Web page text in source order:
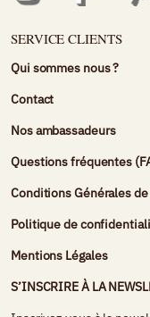
SERVICE CLIENTS
Qui sommes nous ?
Contact
Nos ambassadeurs
Questions fréquentes
Conditions Générales
Politique de
Mentions Légales
S’INSCRIRE À LA